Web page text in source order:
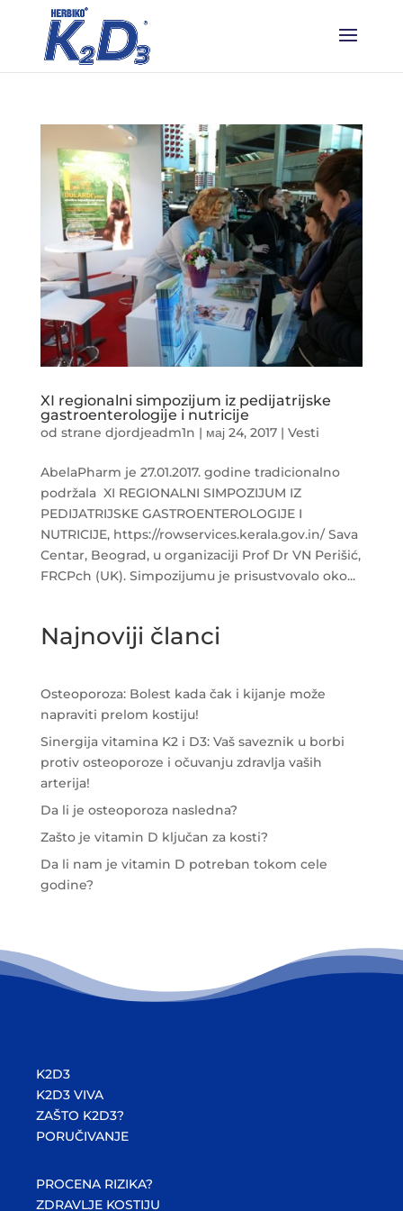
XI regionalni simpozijum iz pedijatrijske
gastroenterologije i nutricije
od strane djordjeadm1n | мај 24, 2017| Vesti
AbelaPharm je 27.01.2017. godine tradicionalno
podržala XI REGIONALNI SIMPOZIJUM IZ
PEDIJATRIJSKE GASTROENTEROLOGIJE I
NUTRICIJE, https://rowservices.kerala.gov.in/ Sava
Centar, Beograd, u organizaciji Prof Dr VN Perišić,
FRCPch (UK). Simpozijumu je prisustvovalo oko...
Najnoviji članci
Osteoporoza: Bolest kada čak i kijanje može
napraviti prelom kostiju!
Sinergija vitamina K2 i D3: Vaš saveznik u borbi
protiv osteoporoze i očuvanju zdravlja vaših
arterija!
Da li je osteoporoza nasledna?
Zašto je vitamin D ključan za kosti?
Da li nam je vitamin D potreban tokom cele
godine?
K2D3
K2D3 VIVA
ZAŠTO K2D3?
PORUČIVANJE
PROCENA RIZIKA?
ZDRAVLJE KOSTIJU